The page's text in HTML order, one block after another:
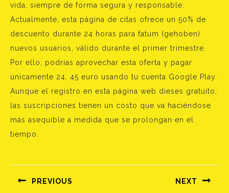
vida, siempre de forma segura y responsable.
Actualmente, esta página de citas ofrece un 50% de
descuento durante 24 horas para fatum (gehoben)
nuevos usuarios, válido durante el primer trimestre.
Por ello, podrías aprovechar esta oferta y pagar
únicamente 24, 45 euro usando tu cuenta Google Play.
Aunque el registro en esta página web dieses gratuito,
las suscripciones tienen un costo que va haciéndose
más asequible a medida que se prolongan en el
tiempo.
navigáció
PREVIOUS NEXT